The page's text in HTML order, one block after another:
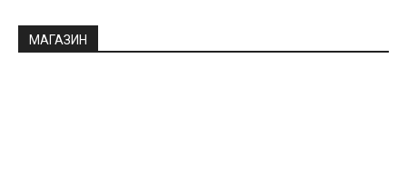
МАГАЗИН